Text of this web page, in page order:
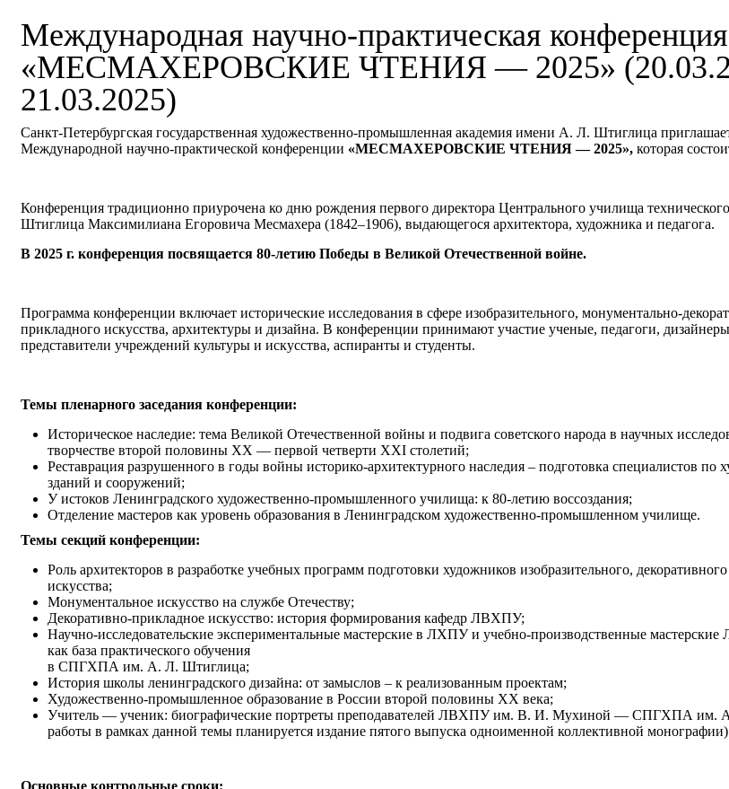
Международная научно-практическая конференция
«МЕСМАХЕРОВСКИЕ ЧТЕНИЯ ― 2025»
21.03.2025)
Санкт-Петербургская государственная художественно-промышленная академия имени А. Л. Штиглица
Международной научно-практической конференции «МЕСМАХЕРОВСКИЕ ЧТЕНИЯ ― 2025», которая
Конференция традиционно приурочена ко дню рождения первого директора Центрального училища
Штиглица Максимилиана Егоровича Месмахера (1842–1906), выдающегося архитектора, художника и педагога.
В 2025 г. конференция посвящается 80-летию Победы в Великой Отечественной войне.
Программа конференции включает исторические исследования в сфере изобразительного, монументально-
прикладного искусства, архитектуры и дизайна. В конференции принимают участие ученые, педагоги,
представители учреждений культуры и искусства, аспиранты и студенты.
Темы пленарного заседания конференции:
Историческое наследие: тема Великой Отечественной войны и подвига советского народа в научных
творчестве второй половины XX — первой четверти XXI столетий;
Реставрация разрушенного в годы войны историко-архитектурного наследия – подготовка специалистов по
зданий и сооружений;
У истоков Ленинградского художественно-промышленного училища: к 80-летию воссоздания;
Отделение мастеров как уровень образования в Ленинградском художественно-промышленном училище.
Темы секций конференции:
Роль архитекторов в разработке учебных программ подготовки художников изобразительного,
искусства;
Монументальное искусство на службе Отечеству;
Декоративно-прикладное искусство: история формирования кафедр ЛВХПУ;
Научно-исследовательские экспериментальные мастерские в ЛХПУ и учебно-производственные
как база практического обучения
в СПГХПА им. А. Л. Штиглица;
История школы ленинградского дизайна: от замыслов – к реализованным проектам;
Художественно-промышленное образование в России второй половины ХХ века;
Учитель — ученик: биографические портреты преподавателей ЛВХПУ им. В. И. Мухиной — СПГХПА им.
работы в рамках данной темы планируется издание пятого выпуска одноименной коллективной
Основные контрольные сроки: